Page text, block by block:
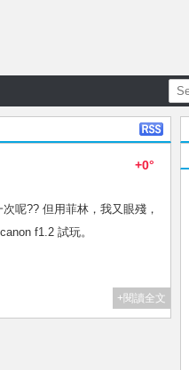
+0°
呢?? 但用菲林，我又眼殘，
f1.2 試玩。
+閱讀全文